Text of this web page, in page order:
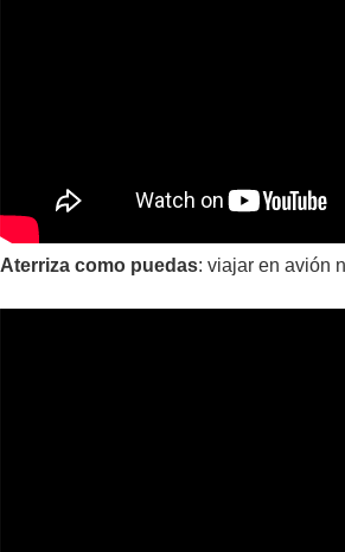
Aterriza como puedas: viajar en avión